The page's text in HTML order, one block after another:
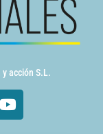
acción S.L.